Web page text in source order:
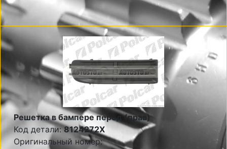
Решетка в бампере перед (прав)
Код детали:8124272X
Оригинальный номер: